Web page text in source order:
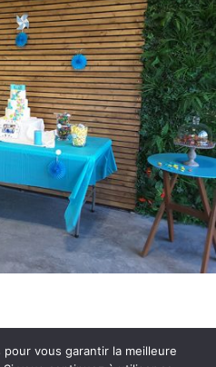
vous garantir la meilleure